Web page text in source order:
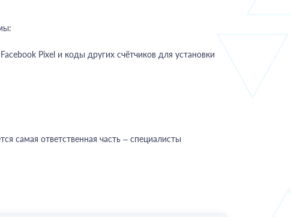
Pixel и коды других счётчиков для установки
самая ответственная часть – специалисты